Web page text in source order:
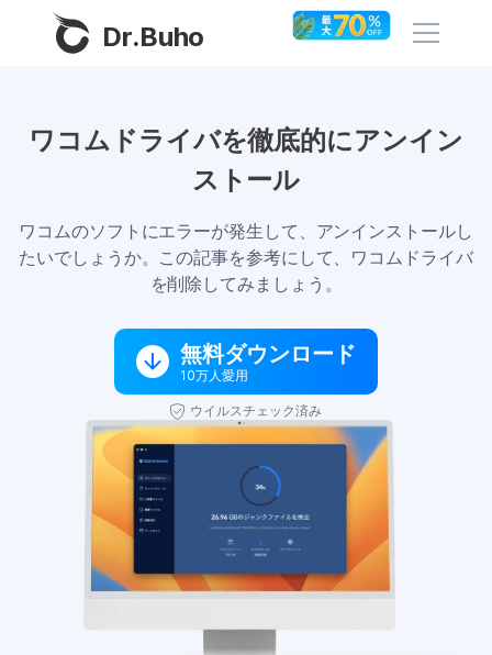
Dr.Buho
BuhoCleaner
BuhoUnlocker
BuhoNTFS
BuhoBarX
BuhoLaunchpad
ストア
Dr.Buhoについて
サポート
プライバシーポリシー
利用規約
ワコムドライバを徹底的にアンイン
ストール
ワコムのソフトにエラーが発生して、アンインストールし
たいでしょうか。この記事を参考にして、ワコムドライバ
を削除してみましょう。
無料ダウンロード
10万人愛用
ウイルスチェック済み